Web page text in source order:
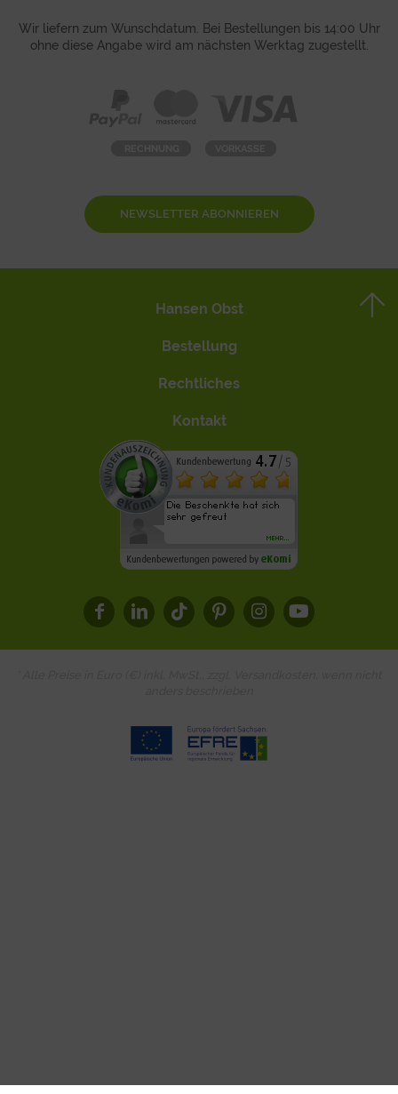
Wir liefern zum Wunschdatum. Bei Bestellungen bis 14:00 Uhr
ohne diese Angabe wird am nächsten Werktag zugestellt.
NEWSLETTER ABONNIEREN
Hansen Obst
Bestellung
Rechtliches
Kontakt